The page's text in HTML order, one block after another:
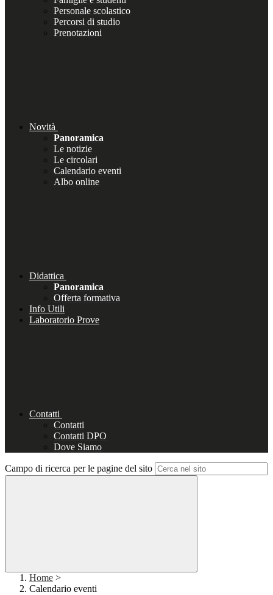
Personale scolastico
Percorsi di studio
Prenotazioni
Novità
Panoramica
Le notizie
Le circolari
Calendario eventi
Albo online
Didattica
Panoramica
Offerta formativa
Info Utili
Laboratorio Prove
Contatti
Contatti
Contatti DPO
Dove Siamo
Campo di ricerca per le pagine del sito
Home >
Calendario eventi